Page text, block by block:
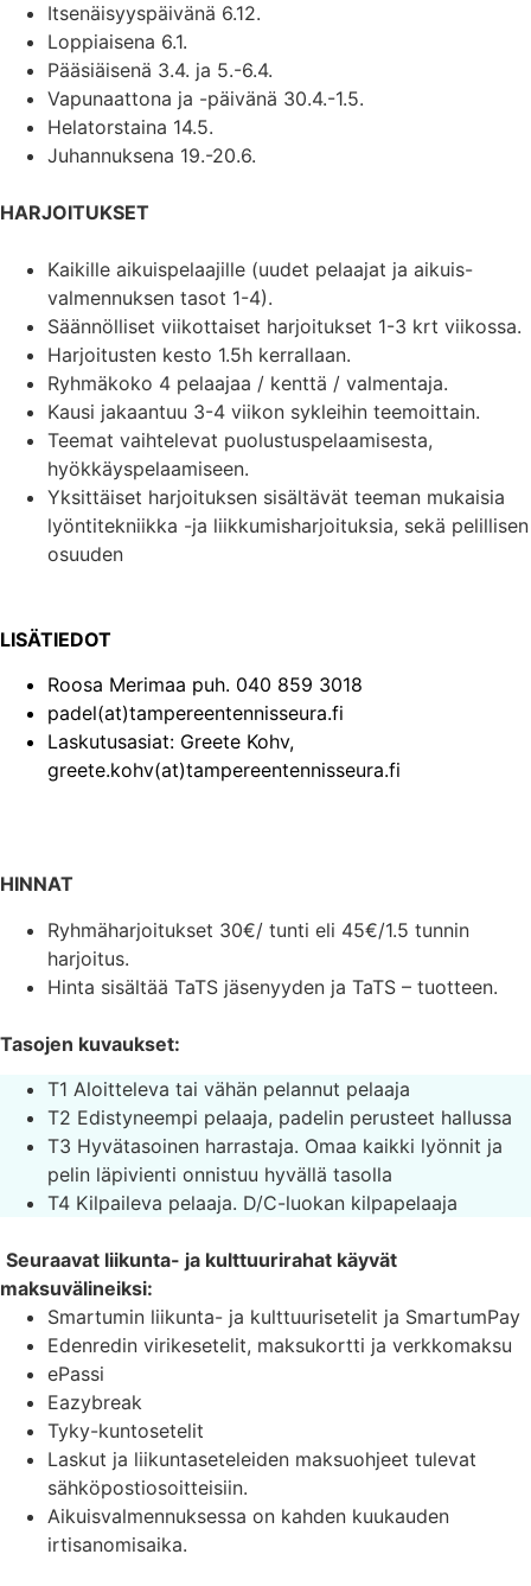
Itsenäisyyspäivänä 6.12.
Loppiaisena 6.1.
Pääsiäisenä 3.4. ja 5.-6.4.
Vapunaattona ja -päivänä 30.4.-1.5.
Helatorstaina 14.5.
Juhannuksena 19.-20.6.
HARJOITUKSET
Kaikille aikuispelaajille (uudet pelaajat ja aikuis-
valmennuksen tasot 1-4).
Säännölliset viikottaiset harjoitukset 1-3 krt viikossa.
Harjoitusten kesto 1.5h kerrallaan.
Ryhmäkoko 4 pelaajaa / kenttä / valmentaja.
Kausi jakaantuu 3-4 viikon sykleihin teemoittain.
Teemat vaihtelevat puolustuspelaamisesta,
hyökkäyspelaamiseen.
Yksittäiset harjoituksen sisältävät teeman mukaisia
lyöntitekniikka -ja liikkumisharjoituksia, sekä pelillisen
osuuden
LISÄTIEDOT
Roosa Merimaa puh. 040 859 3018
padel(at)tampereentennisseura.fi
Laskutusasiat: Greete Kohv,
greete.kohv(at)tampereentennisseura.fi
HINNAT
Ryhmäharjoitukset 30€/ tunti eli 45€/1.5 tunnin
harjoitus.
Hinta sisältää TaTS jäsenyyden ja TaTS – tuotteen.
Tasojen kuvaukset:
T1 Aloitteleva tai vähän pelannut pelaaja
T2 Edistyneempi pelaaja, padelin perusteet hallussa
T3 Hyvätasoinen harrastaja. Omaa kaikki lyönnit ja
pelin läpivienti onnistuu hyvällä tasolla
T4 Kilpaileva pelaaja. D/C-luokan kilpapelaaja
Seuraavat liikunta- ja kulttuurirahat käyvät
maksuvälineiksi:
Smartumin liikunta- ja kulttuurisetelit ja SmartumPay
Edenredin virikesetelit, maksukortti ja verkkomaksu
ePassi
Eazybreak
Tyky-kuntosetelit
Laskut ja liikuntaseteleiden maksuohjeet tulevat
sähköpostiosoitteisiin.
Aikuisvalmennuksessa on kahden kuukauden
irtisanomisaika.